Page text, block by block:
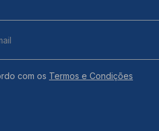
com os Termos e Condições